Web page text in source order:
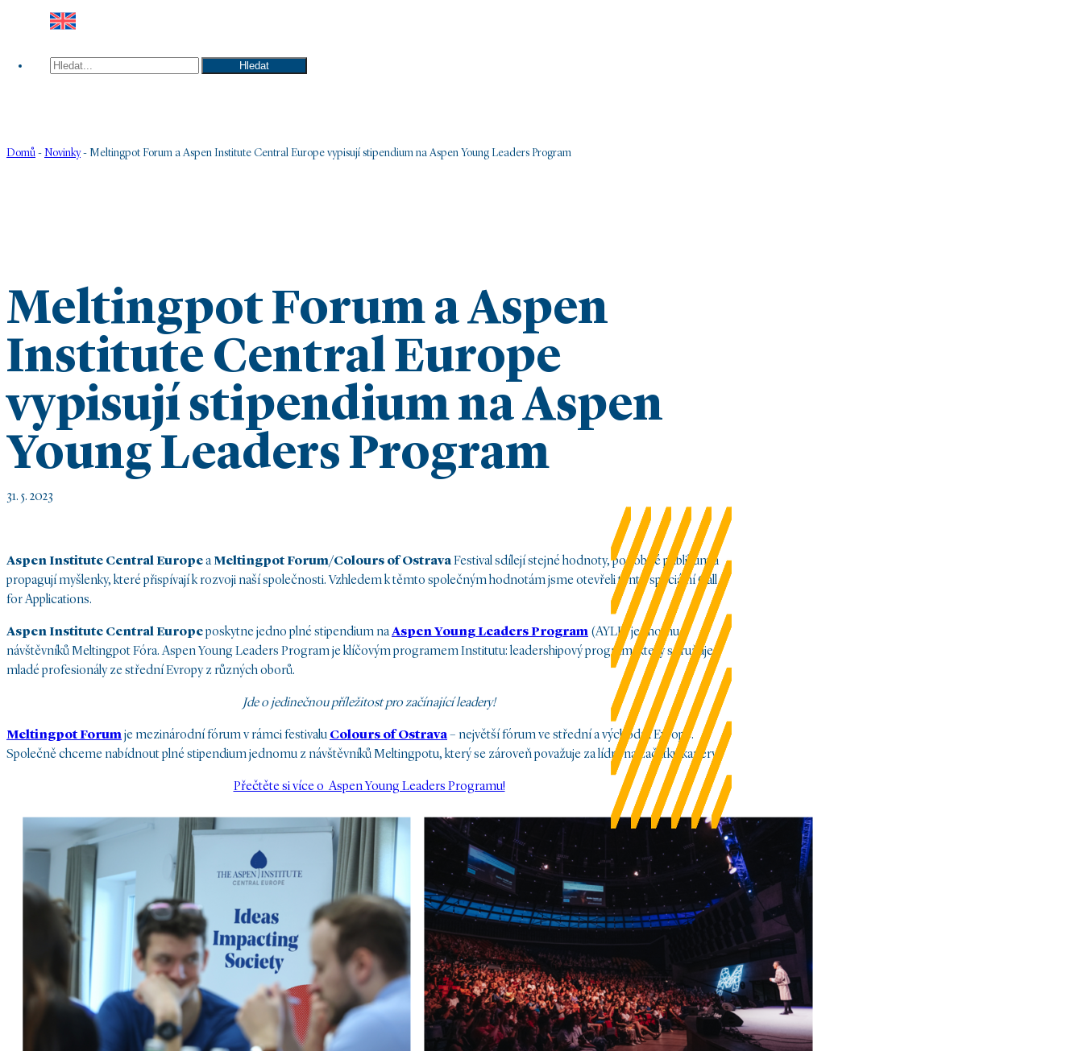
Hledat Hledat
Domů - Novinky- Meltingpot Forum a Aspen Institute Central Europe vypisují stipendium na Aspen Young Leaders Program
Meltingpot Forum a Aspen
Institute Central Europe
vypisují stipendium na Aspen
Young Leaders Program
31. 5. 2023
Aspen Institute Central EuropeaMeltingpot Forum/Colours of OstravaFestival sdílejí stejné hodnoty, podobné publikum a
propagují myšlenky, které přispívají k rozvoji naší společnosti. Vzhledem k těmto společným hodnotám jsme otevřeli tento speciální Call
for Applications.
Aspen Institute Central Europeposkytne jedno plné stipendium naAspen Young Leaders Program (AYLP) jednomu z
návštěvníků Meltingpot Fóra. Aspen Young Leaders Program je klíčovým programem Institutu: leadershipový program, který sdružuje
mladé profesionály ze střední Evropy z různých oborů.
Jde o jedinečnou příležitost pro začínající leadery!
Meltingpot Forumje mezinárodní fórum v rámci festivalu Colours of Ostrava– největší fórum ve střední a východní Evropě.
Společně chceme nabídnout plné stipendium jednomu z návštěvníků Meltingpotu, který se zároveň považuje za lídra na začátku kariéry.
Přečtěte si více o Aspen Young Leaders Programu!